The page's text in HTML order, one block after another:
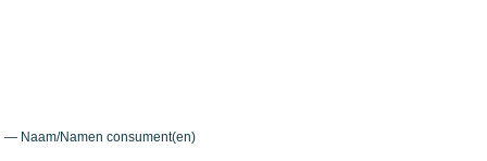
— Naam/Namen consument(en)